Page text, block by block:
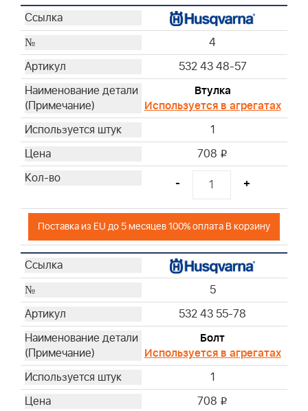
4
532 43 48-57
Втулка
Используется в агрегатах
1
708 i
- +
Поставка из EU до 5 месяцев 100% оплата В корзину
5
532 43 55-78
Болт
Используется в агрегатах
1
708 i